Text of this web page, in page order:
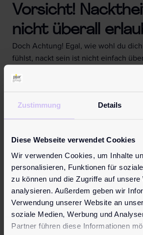
Zustimmung Details
Diese Webseite verwendet Cookies
Wir verwenden Cookies, um Inhalte
personalisieren, Funktionen für
zu können und die Zugriffe auf unsere
analysieren. Außerdem geben wir
Verwendung unserer Website an
soziale Medien, Werbung und
Partner führen diese Informationen
Vorsicht!
nicht überall
Doch Achtung! Egal, wie wohl du
fühlst, nackt sein ist nicht einfach
wie heute gilt es hier bestimmte
Denn während die einen es toll
sich andere dadurch gestört. Deshalb
ausgezeichnete FKK-Strände oder
ihren Urlaub ganz so genießen zu
möchten. So können sich diejenigen,
ganz ohne Scham nackt zeigen und
dadurch gestört.
Während FKK und damit die
Anfangszeiten eher ein Protest gegen
Werte des deutschen Kaiserreichs